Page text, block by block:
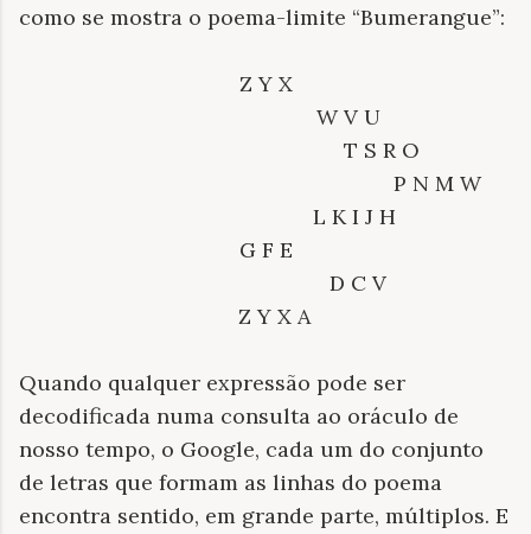
como se mostra o poema-limite “Bumerangue”:
Z Y X
W V U
T S R O
P N M W
L K I J H
G F E
D C V
Z Y X A
Quando qualquer expressão pode ser
decodificada numa consulta ao oráculo de
nosso tempo, o Google, cada um do conjunto
de letras que formam as linhas do poema
encontra sentido, em grande parte, múltiplos. E